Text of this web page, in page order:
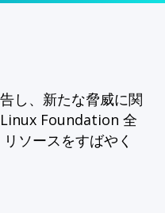
し、新たな脅威に関
Foundation 全
ソースをすばやく